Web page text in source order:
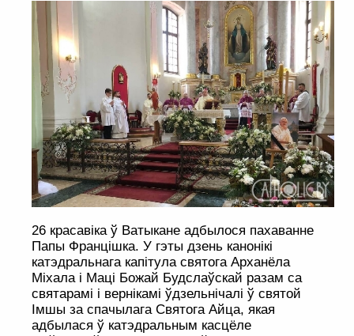
26 красавіка ў Ватыкане адбылося пахаванне
Папы Францішка. У гэты дзень канонікі
катэдральнага капітула святога Арханёла
Міхала і Маці Божай Будслаўскай разам са
святарамі і вернікамі ўдзельнічалі ў святой
Імшы за спачылага Святога Айца, якая
адбылася ў катэдральным касцёле